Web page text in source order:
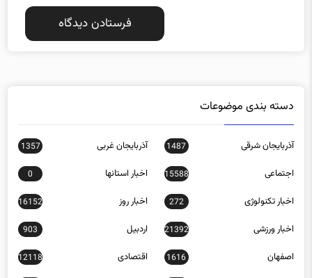
آذربایجان شرقی
اجتماعی 15588 اخبار استانها 0
اخبار تکنولوژی 272 اخبار روز 16152
اخبار ورزشی 21392 اردبیل 903
اصفهان 1616 اقتصادی 12118
البرز 809
584